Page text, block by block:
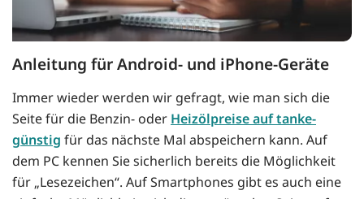
Anleitung für Android- und iPhone-Geräte
Immer wieder werden wir gefragt, wie man sich die
Seite für die Benzin- oder Heizölpreise auf tanke-
günstig für das nächste Mal abspeichern kann. Auf
dem PC kennen Sie sicherlich bereits die Möglichkeit
für „Lesezeichen“. Auf Smartphones gibt es auch eine